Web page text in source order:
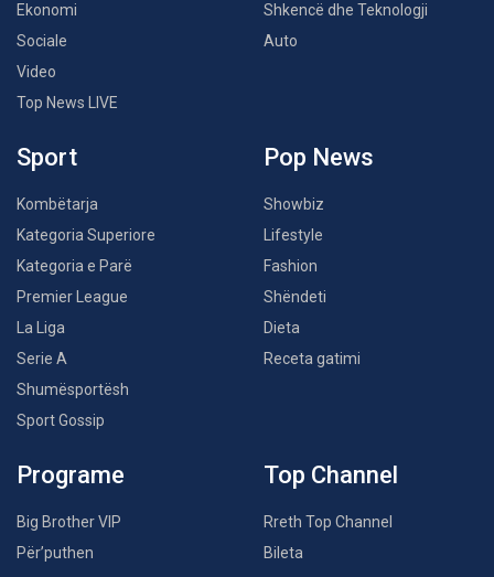
Ekonomi
Sociale
Video
Top News LIVE
Shkencë dhe Teknologji
Auto
Sport
Kombëtarja
Kategoria Superiore
Kategoria e Parë
Premier League
La Liga
Serie A
Shumësportësh
Sport Gossip
Pop News
Showbiz
Lifestyle
Fashion
Shëndeti
Dieta
Receta gatimi
Programe
Big Brother VIP
Për’puthen
Top Channel
Rreth Top Channel
Bileta